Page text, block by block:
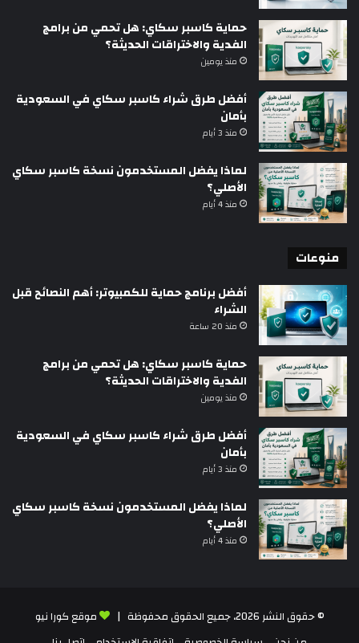
حماية كاسبر سكاي: هل تحمي من برامج
الفدية والاختراقات الحديثة؟
منذ يومين
أفضل طرق شراء كاسبر سكاي في السعودية
بأمان
منذ 3 أيام
لماذا يفضل المستخدمون نسخة كاسبر سكاي
الأصلي؟
منذ 4 أيام
منوعات
أفضل برنامج حماية للكمبيوتر: أهم النصائح قبل
الشراء
منذ 20 ساعة
حماية كاسبر سكاي: هل تحمي من برامج
الفدية والاختراقات الحديثة؟
منذ يومين
أفضل طرق شراء كاسبر سكاي في السعودية
بأمان
منذ 3 أيام
لماذا يفضل المستخدمون نسخة كاسبر سكاي
الأصلي؟
منذ 4 أيام
© حقوق النشر 2026، جميع الحقوق محفوظة |
موقع كورا نيو